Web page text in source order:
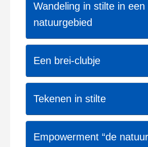
Wandeling in stilte in een
natuurgebied
Een brei-clubje
Tekenen in stilte
Empowerment “de